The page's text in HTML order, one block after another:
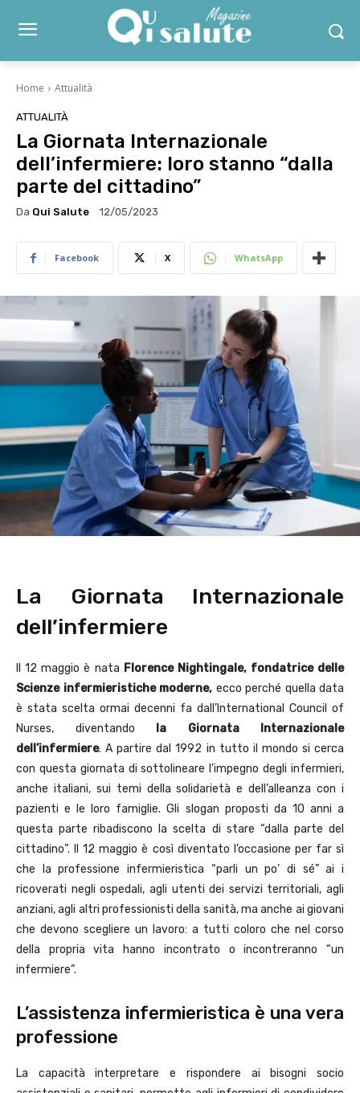
Home Attualità
ATTUALITÀ
La Giornata Internazionale
dell’infermiere: loro stanno “dalla
parte del cittadino”
Da Qui Salute 12/05/2023
Facebook X WhatsApp
La Giornata Internazionale
dell’infermiere
Il 12 maggio è nata Florence Nightingale, fondatrice delle
Scienze infermieristiche moderne, ecco perché quella data
è stata scelta ormai decenni fa dall’International Council of
Nurses, diventando la Giornata Internazionale
dell’infermiere. A partire dal 1992 in tutto il mondo si cerca
con questa giornata di sottolineare l’impegno degli infermieri,
anche italiani, sui temi della solidarietà e dell’alleanza con i
pazienti e le loro famiglie. Gli slogan proposti da 10 anni a
questa parte ribadiscono la scelta di stare “dalla parte del
cittadino”. Il 12 maggio è così diventato l’occasione per far sì
che la professione infermieristica “parli un po’ di sé” ai i
ricoverati negli ospedali, agli utenti dei servizi territoriali, agli
anziani, agli altri professionisti della sanità, ma anche ai giovani
che devono scegliere un lavoro: a tutti coloro che nel corso
della propria vita hanno incontrato o incontreranno “un
infermiere”.
L’assistenza infermieristica è una vera
professione
La capacità interpretare e rispondere ai bisogni socio